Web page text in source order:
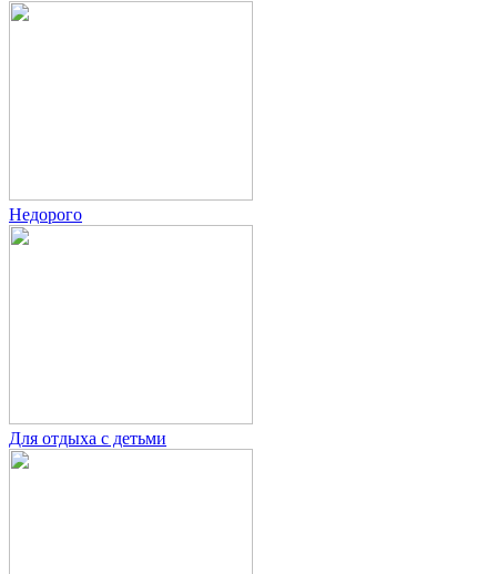
Недорого
Для отдыха с детьми